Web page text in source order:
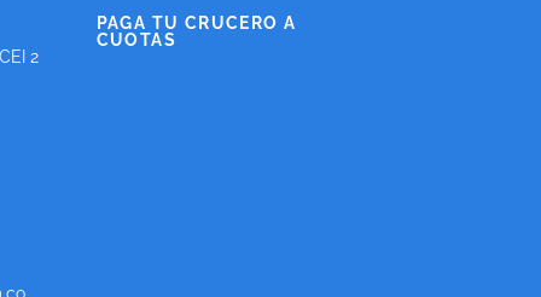
2
PAGA TU CRUCERO A
CUOTAS